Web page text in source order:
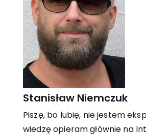
Stanisław Niemczuk
Piszę, bo lubię, nie jestem
wiedzę opieram głównie na